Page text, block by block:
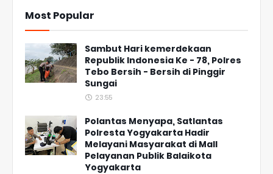
Most Popular
Sambut Hari kemerdekaan
Republik Indonesia Ke - 78, Polres
Tebo Bersih - Bersih di Pinggir
Sungai
23:55
Polantas Menyapa, Satlantas
Polresta Yogyakarta Hadir
Melayani Masyarakat di Mall
Pelayanan Publik Balaikota
Yogyakarta